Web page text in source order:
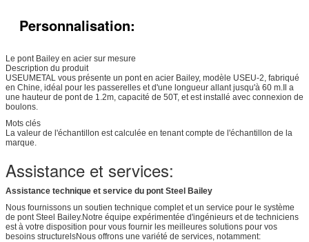
Personnalisation:
Le pont Bailey en acier sur mesure
Description du produit
USEUMETAL vous présente un pont en acier Bailey, modèle USEU-2, fabriqué
en Chine, idéal pour les passerelles et d'une longueur allant jusqu'à 60 m.Il a
une hauteur de pont de 1.2m, capacité de 50T, et est installé avec connexion de
boulons.
Mots clés
La valeur de l'échantillon est calculée en tenant compte de l'échantillon de la
marque.
Assistance et services:
Assistance technique et service du pont Steel Bailey
Nous fournissons un soutien technique complet et un service pour le système
de pont Steel Bailey.Notre équipe expérimentée d'ingénieurs et de techniciens
est à votre disposition pour vous fournir les meilleures solutions pour vos
besoins structurelsNous offrons une variété de services, notamment: